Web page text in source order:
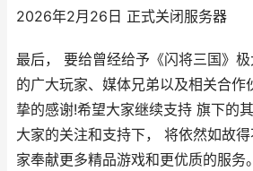
2026年2月26日 正式关闭服务器
最后， 要给曾经给予《闪将三国》
的广大玩家、媒体兄弟以及相关合作
挚的感谢!希望大家继续支持 旗下的
大家的关注和支持下， 将依然如故
家奉献更多精品游戏和更优质的服务。